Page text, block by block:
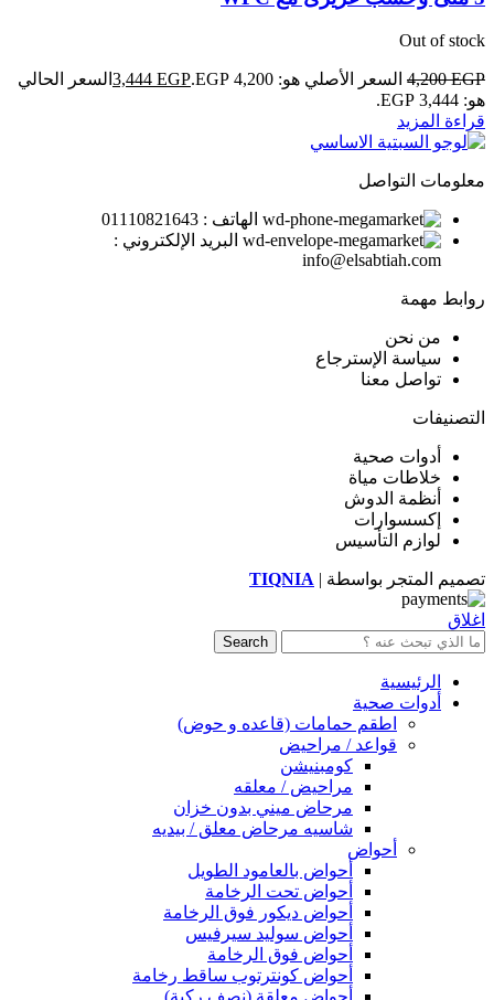
Out of stock
4,200EGP السعر الأصلي هو: 4,200 EGP. 3,444 EGP
السعر الحالي
هو: 3,444 EGP.
قراءة المزيد
معلومات التواصل
الهاتف : 01110821643
البريد الإلكتروني :
info@elsabtiah.com
روابط مهمة
من نحن
سياسة الإسترجاع
تواصل معنا
التصنيفات
أدوات صحية
خلاطات مياة
أنظمة الدوش
إكسسوارات
لوازم التأسيس
تصميم المتجر بواسطة | TIQNIA
اغلاق
Search
الرئيسية
أدوات صحية
اطقم حمامات (قاعده و حوض)
قواعد / مراحيض
كومبنيشن
مراحيض / معلقه
مرحاض ميني بدون خزان
شاسيه مرحاض معلق / بيديه
أحواض
أحواض بالعامود الطويل
أحواض تحت الرخامة
أحواض ديكور فوق الرخامة
أحواض سوليد سيرفيس
أحواض فوق الرخامة
أحواض كونترتوب ساقط رخامة